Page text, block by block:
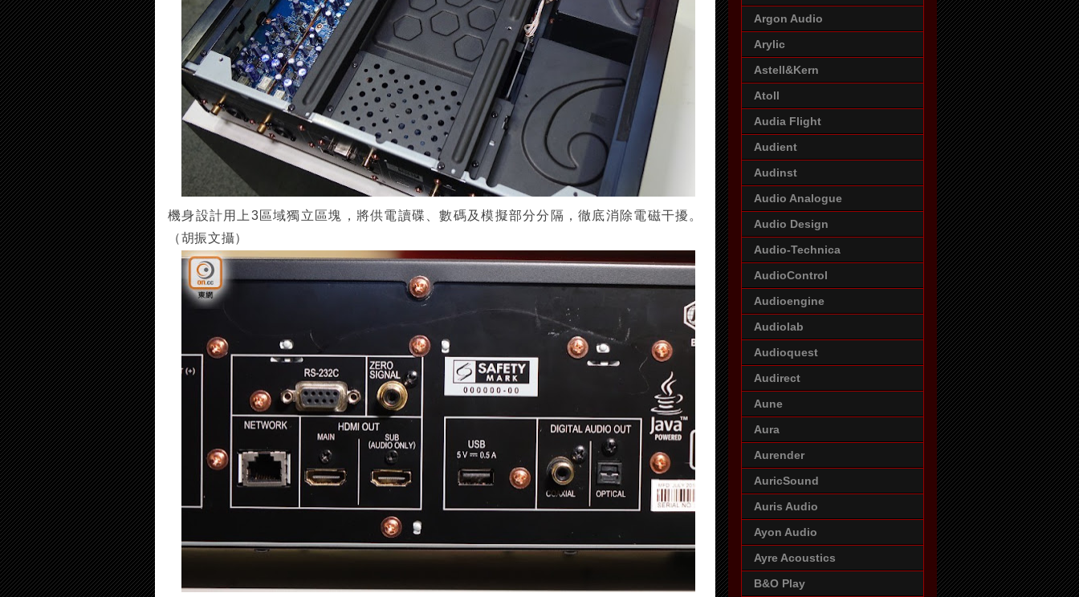
機身設計用上3區域獨立區塊，將供電讀碟、數碼及模擬部分分隔，徹底消除電磁干擾。
（胡振文攝）
Argon Audio
Arylic
Astell&Kern
Atoll
Audia Flight
Audient
Audinst
Audio Analogue
Audio Design
Audio-Technica
AudioControl
Audioengine
Audiolab
Audioquest
Audirect
Aune
Aura
Aurender
AuricSound
Auris Audio
Ayon Audio
Ayre Acoustics
B&O Play